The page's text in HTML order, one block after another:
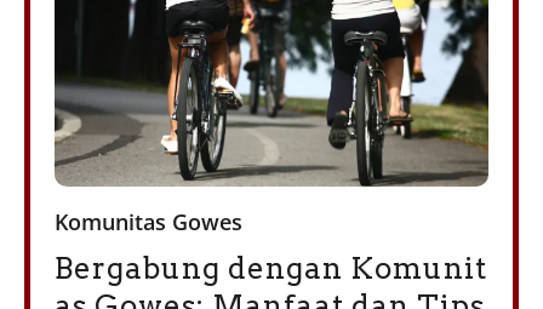
Komunitas Gowes
Bergabung dengan Komunit